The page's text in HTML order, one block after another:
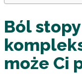
Ból
może Ci